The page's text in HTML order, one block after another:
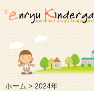
ホーム>2024年